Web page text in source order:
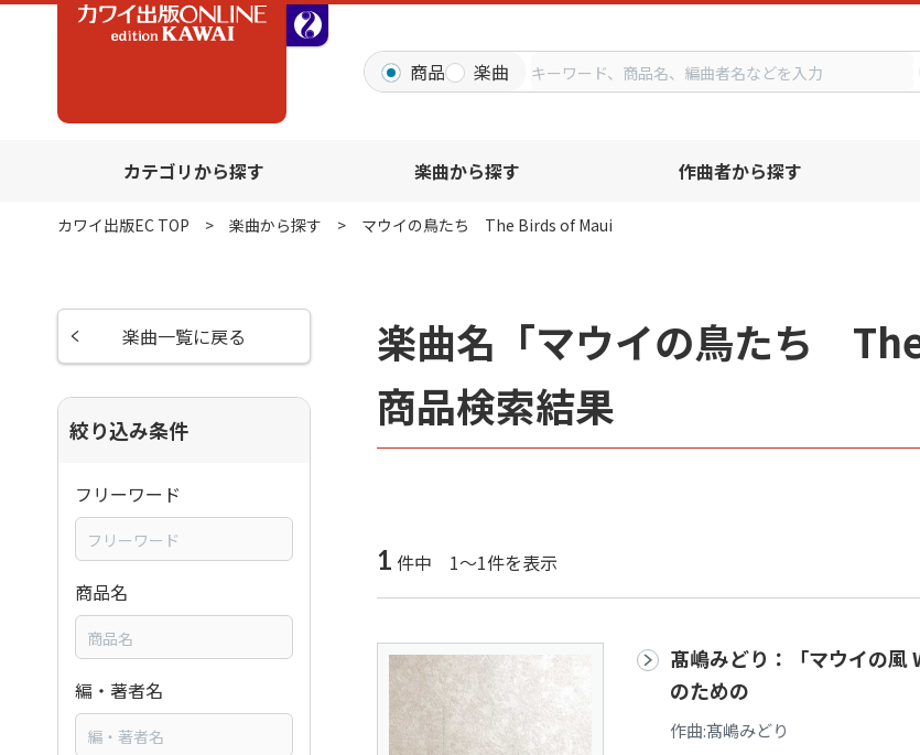
商品 楽曲
カテゴリから探す 楽曲から探す 作曲者から探す
カワイ出版EC TOP 楽曲から探す マウイの鳥たち The Birds of Maui
楽曲名「マウイの鳥たち
商品検索結果
1 件中 1～1件を表示
髙嶋みどり：「マウイの
のための
作曲:髙嶋みどり
楽曲一覧に戻る
絞り込み条件
フリーワード
商品名
編・著者名